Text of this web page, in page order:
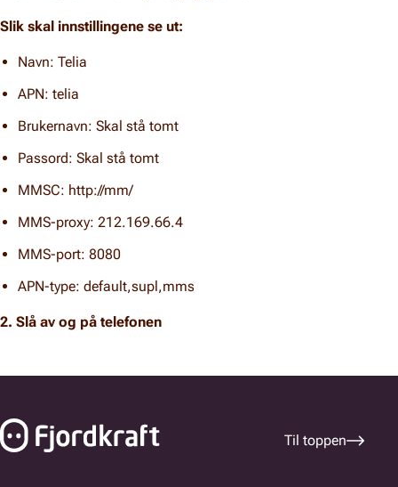
Slik skal innstillingene se ut:
Navn: Telia
APN: telia
Brukernavn: Skal stå tomt
Passord: Skal stå tomt
MMSC: http://mm/
MMS-proxy: 212.169.66.4
MMS-port: 8080
APN-type: default,supl,mms
2. Slå av og på telefonen
Til toppen